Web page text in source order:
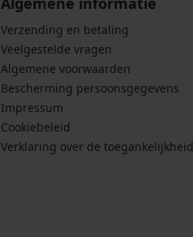
Verzending en betaling
Veelgestelde vragen
Algemene voorwaarden
Bescherming persoonsgegevens
Impressum
Cookiebeleid
Verklaring over de toegankelijkheid